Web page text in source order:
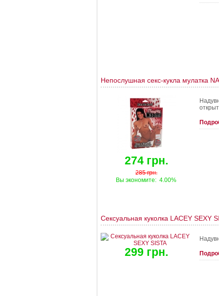
Непослушная секс-кукла мулатка
274 грн.
285 грн.
Вы экономите:4.00%
Сексуальная куколка LACEY SEXY
299 грн.